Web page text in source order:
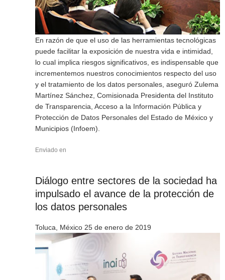
En razón de que el uso de las herramientas tecnológicas
puede facilitar la exposición de nuestra vida e intimidad,
lo cual implica riesgos significativos, es indispensable que
incrementemos nuestros conocimientos respecto del uso
y el tratamiento de los datos personales, aseguró Zulema
Martínez Sánchez, Comisionada Presidenta del Instituto
de Transparencia, Acceso a la Información Pública y
Protección de Datos Personales del Estado de México y
Municipios (Infoem).
Enviado en
Diálogo entre sectores de la sociedad ha
impulsado el avance de la protección de
los datos personales
Toluca, México 25 de enero de 2019